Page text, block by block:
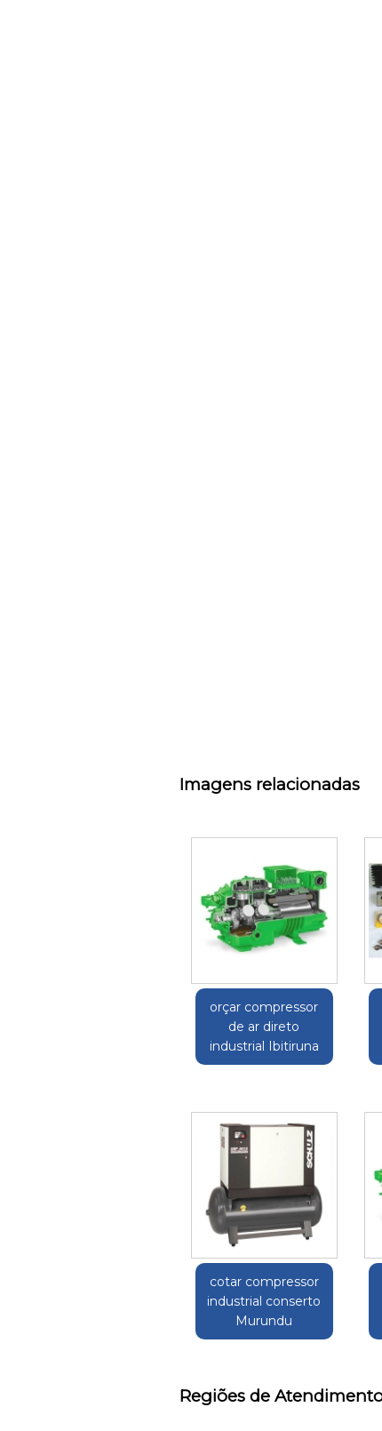
Imagens relacionadas
orçar compressor
de ar direto
industrial Ibitiruna
cotar compressor
industrial conserto
Murundu
Regiões de